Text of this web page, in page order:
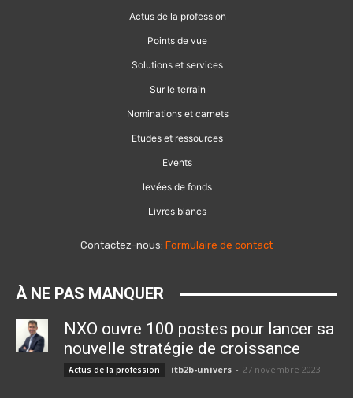
Actus de la profession
Points de vue
Solutions et services
Sur le terrain
Nominations et carnets
Etudes et ressources
Events
levées de fonds
Livres blancs
Contactez-nous: Formulaire de contact
À NE PAS MANQUER
NXO ouvre 100 postes pour lancer sa
nouvelle stratégie de croissance
Actus de la profession itb2b-univers - 27 novembre 2023